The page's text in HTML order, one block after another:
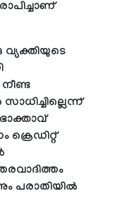
വ്യക്തിയുടെ
ക്രെഡിറ്റ്
പരാതിയിൽ